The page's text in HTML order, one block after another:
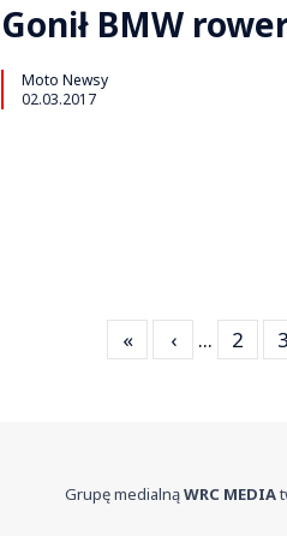
Gonił BMW
Moto Newsy
02.03.2017
« ‹ ... 2 3
Grupę medialnąWRC MEDIA